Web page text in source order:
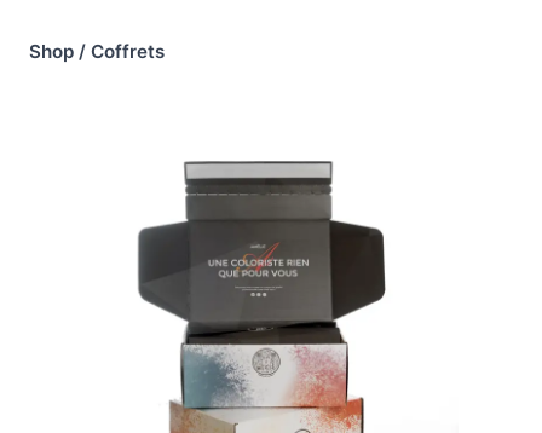
Shop / Coffrets